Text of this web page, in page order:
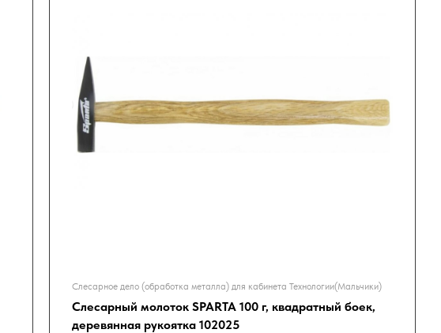
Слесарное дело (обработка металла) для кабинета Технологии(Мальчики)
Слесарный молоток SPARTA 100 г, квадратный боек,
деревянная рукоятка 102025